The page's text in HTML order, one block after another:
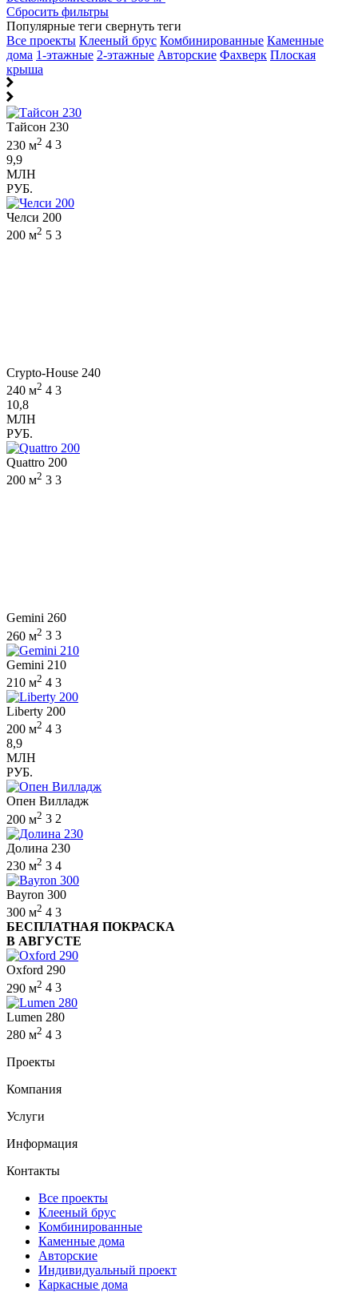
Сбросить фильтры
Популярные теги свернуть теги
Все проекты Клееный брус Комбинированные Каменные
дома 1-этажные 2-этажные Авторские Фахверк Плоская
крыша
Тайсон 230
230 м2 4 3
9,9
МЛН
РУБ.
Челси 200
200 м2 5 3
Crypto-House 240
240 м2 4 3
10,8
МЛН
РУБ.
Quattro 200
200 м2 3 3
Gemini 260
260 м2 3 3
Gemini 210
210 м2 4 3
Liberty 200
200 м2 4 3
8,9
МЛН
РУБ.
Опен Вилладж
200 м2 3 2
Долина 230
230 м2 3 4
Bayron 300
300 м2 4 3
БЕСПЛАТНАЯ ПОКРАСКА
В АВГУСТЕ
Oxford 290
290 м2 4 3
Lumen 280
280 м2 4 3
Проекты
Компания
Услуги
Информация
Контакты
Все проекты
Клееный брус
Комбинированные
Каменные дома
Авторские
Индивидуальный проект
Каркасные дома